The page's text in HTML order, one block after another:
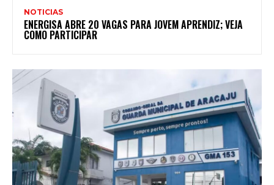
NOTICIAS
ENERGISA ABRE 20 VAGAS PARA JOVEM APRENDIZ; VEJA
COMO PARTICIPAR